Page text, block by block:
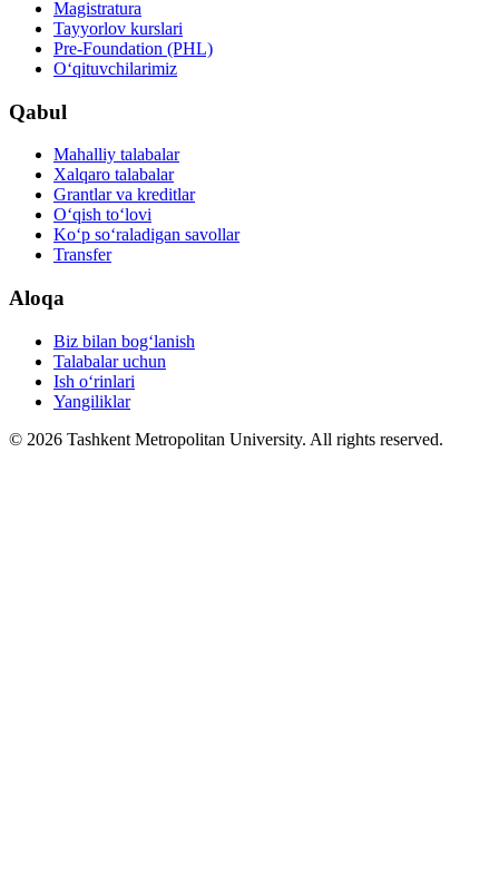
Magistratura
Tayyorlov kurslari
Pre-Foundation (PHL)
O‘qituvchilarimiz
Qabul
Mahalliy talabalar
Xalqaro talabalar
Grantlar va kreditlar
O‘qish to‘lovi
Ko‘p so‘raladigan savollar
Transfer
Aloqa
Biz bilan bog‘lanish
Talabalar uchun
Ish o‘rinlari
Yangiliklar
© 2026 Tashkent Metropolitan University. All rights reserved.